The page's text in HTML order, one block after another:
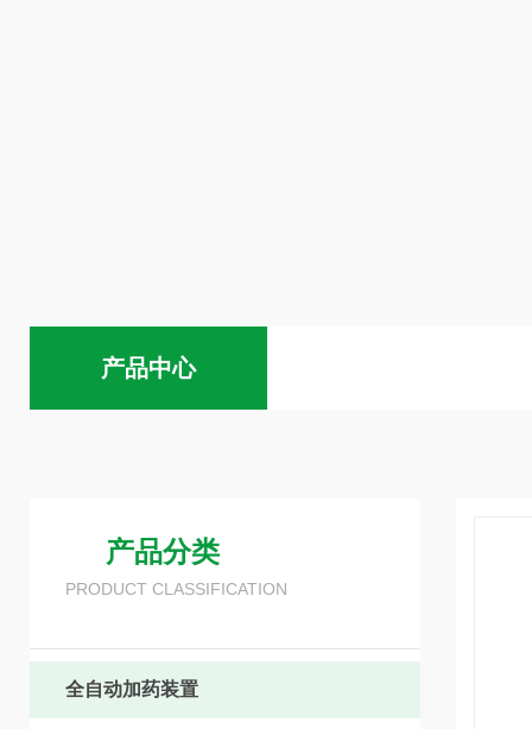
产品中心
产品分类
PRODUCT CLASSIFICATION
全自动加药装置